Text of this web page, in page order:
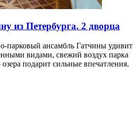
из Петербурга. 2 дворца
парковый ансамбль Гатчины удивит
видами, свежий воздух парка
подарит сильные впечатления.